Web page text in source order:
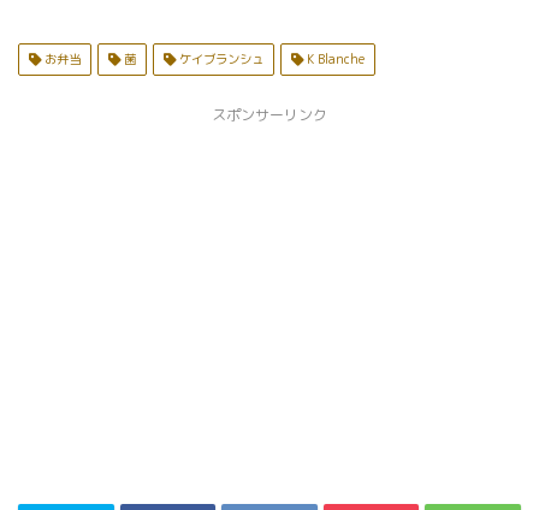
お弁当 菌 ケイブランシュ K Blanche
スポンサーリンク